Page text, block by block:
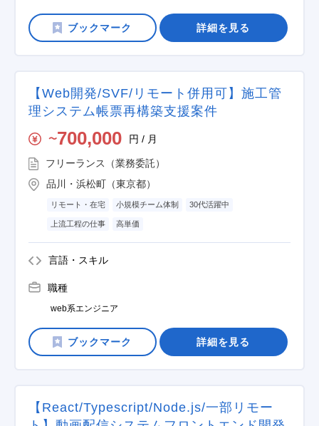
詳細を見る
【Web開発/SVF/リモート併用可】施工管
理システム帳票再構築支援案件
〜700,000 円 / 月
フリーランス（業務委託）
品川・浜松町（東京都）
リモート・在宅 小規模チーム体制 30代活躍中
上流工程の仕事 高単価
言語・スキル
職種
web系エンジニア
詳細を見る
【React/Typescript/Node.js/一部リモー